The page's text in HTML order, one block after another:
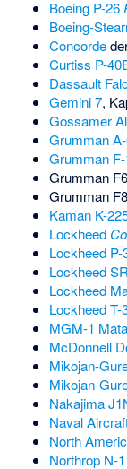
Boeing P-26
Boeing-
Concorde
Curtiss P-
Dassault
Gemini 7,
Gossamer
Grumman
Grumman
Grumman
Grumman
Kaman K-
Lockheed
Lockheed P-
Lockheed
Lockheed
Lockheed T-
MGM-1
McDonnell
Mikojan-
Mikojan-
Nakajima
Naval
North
Northrop N-1